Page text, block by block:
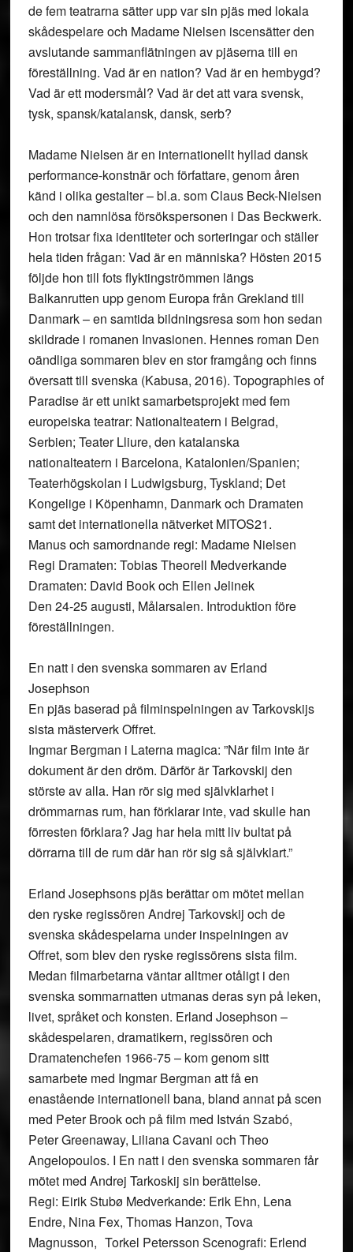
de fem teatrarna sätter upp var sin pjäs med lokala
skådespelare och Madame Nielsen iscensätter den
avslutande sammanflätningen av pjäserna till en
föreställning. Vad är en nation? Vad är en hembygd?
Vad är ett modersmål? Vad är det att vara svensk,
tysk, spansk/katalansk, dansk, serb?
Madame Nielsen är en internationellt hyllad dansk
performance-konstnär och författare, genom åren
känd i olika gestalter – bl.a. som Claus Beck-Nielsen
och den namnlösa försökspersonen i Das Beckwerk.
Hon trotsar fixa identiteter och sorteringar och ställer
hela tiden frågan: Vad är en människa? Hösten 2015
följde hon till fots flyktingströmmen längs
Balkanrutten upp genom Europa från Grekland till
Danmark – en samtida bildningsresa som hon sedan
skildrade i romanen Invasionen. Hennes roman Den
oändliga sommaren blev en stor framgång och finns
översatt till svenska (Kabusa, 2016). Topographies of
Paradise är ett unikt samarbetsprojekt med fem
europeiska teatrar: Nationalteatern i Belgrad,
Serbien; Teater Lliure, den katalanska
nationalteatern i Barcelona, Katalonien/Spanien;
Teaterhögskolan i Ludwigsburg, Tyskland; Det
Kongelige i Köpenhamn, Danmark och Dramaten
samt det internationella nätverket MITOS21.
Manus och samordnande regi: Madame Nielsen
Regi Dramaten: Tobias Theorell Medverkande
Dramaten: David Book och Ellen Jelinek
Den 24-25 augusti, Målarsalen. Introduktion före
föreställningen.
En natt i den svenska sommaren av Erland
Josephson
En pjäs baserad på filminspelningen av Tarkovskijs
sista mästerverk Offret.
Ingmar Bergman i Laterna magica: ”När film inte är
dokument är den dröm. Därför är Tarkovskij den
störste av alla. Han rör sig med självklarhet i
drömmarnas rum, han förklarar inte, vad skulle han
förresten förklara? Jag har hela mitt liv bultat på
dörrarna till de rum där han rör sig så självklart.”
Erland Josephsons pjäs berättar om mötet mellan
den ryske regissören Andrej Tarkovskij och de
svenska skådespelarna under inspelningen av
Offret, som blev den ryske regissörens sista film.
Medan filmarbetarna väntar alltmer otåligt i den
svenska sommarnatten utmanas deras syn på leken,
livet, språket och konsten. Erland Josephson –
skådespelaren, dramatikern, regissören och
Dramatenchefen 1966-75 – kom genom sitt
samarbete med Ingmar Bergman att få en
enastående internationell bana, bland annat på scen
med Peter Brook och på film med István Szabó,
Peter Greenaway, Liliana Cavani och Theo
Angelopoulos. I En natt i den svenska sommaren får
mötet med Andrej Tarkoskij sin berättelse.
Regi: Eirik Stubø Medverkande: Erik Ehn, Lena
Endre, Nina Fex, Thomas Hanzon, Tova
Magnusson, Torkel Petersson Scenografi: Erlend